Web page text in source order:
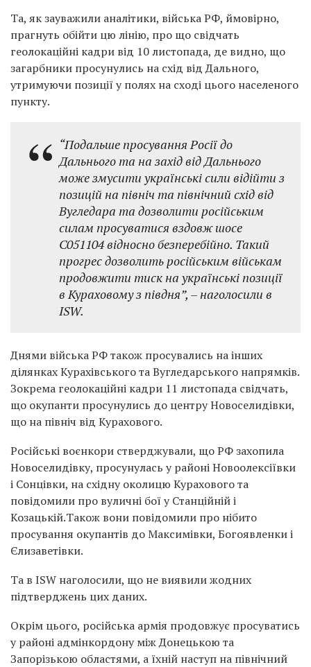
Та, як зауважили аналітики, війська РФ, ймовірно,
прагнуть обійти цю лінію, про що свідчать
геолокаційні кадри від 10 листопада, де видно, що
загарбники просунулись на схід від Дального,
утримуючи позиції у полях на сході цього населеного
пункту.
“Подальше просування Росії до
Дальнього та на захід від Дальнього
може змусити українські сили відійти з
позицій на північ та північний схід від
Вугледара та дозволити російським
силам просуватися вздовж шосе
C051104 відносно безперебійно. Такий
прогрес дозволить російським військам
продовжити тиск на українські позиції
в Кураховому з півдня”, – наголосили в
ISW.
Днями війська РФ також просувались на інших
ділянках Курахівського та Вугледарського напрямків.
Зокрема геолокаційні кадри 11 листопада свідчать,
що окупанти просунулись до центру Новоселидівки,
що на північ від Курахового.
Російські воєнкори стверджували, що РФ захопила
Новоселидівку, просунулась у районі Новоолексіївки
і Сонцівки, на східну околицю Курахового та
повідомили про вуличні бої у Станційній і
Козацькій.Також вони повідомили про нібито
просування окупантів до Максимівки, Богоявленки і
Єлизаветівки.
Та в ISW наголосили, що не виявили жодних
підтверджень цих даних.
Окрім цього, російська армія продовжує просуватись
у районі адмінкордону між Донецькою та
Запорізькою областями, а їхній наступ на північний